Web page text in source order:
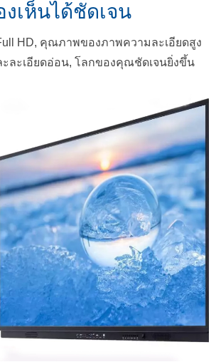
งเห็นได้ชัดเจน
HD, คุณภาพของภาพความละเอียดสูง
ละเอียดอ่อน, โลกของคุณชัดเจนยิ่งขึ้น